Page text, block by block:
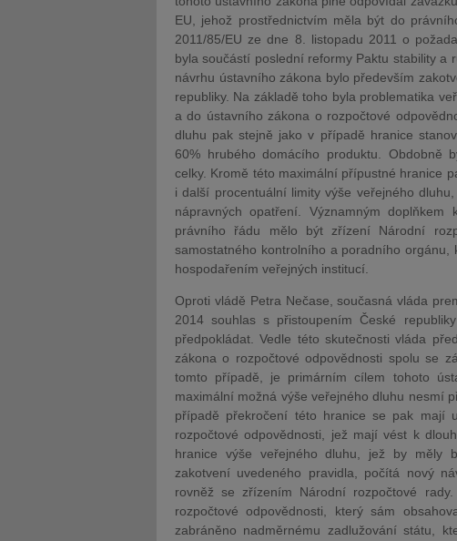
EU, jehož prostřednictvím měla být do
2011/85/EU ze dne 8. listopadu 2011 o
byla součástí poslední reformy Paktu stability a
návrhu ústavního zákona bylo především
republiky. Na základě toho byla problematika
a do ústavního zákona o rozpočtové
dluhu pak stejně jako v případě hranice
60% hrubého domácího produktu. Obdobně
celky. Kromě této maximální přípustné hranice
i další procentuální limity výše veřejného
nápravných opatření. Významným
právního řádu mělo být zřízení Národní
samostatného kontrolního a poradního
hospodařením veřejných institucí.
Oproti vládě Petra Nečase, současná vláda
2014 souhlas s přistoupením České
předpokládat. Vedle této skutečnosti vláda
zákona o rozpočtové odpovědnosti spolu se
tomto případě, je primárním cílem tohoto
maximální možná výše veřejného dluhu nesmí
případě překročení této hranice se pak mají
rozpočtové odpovědnosti, jež mají vést k
hranice výše veřejného dluhu, jež by měly
zakotvení uvedeného pravidla, počítá nový
rovněž se zřízením Národní rozpočtové
rozpočtové odpovědnosti, který sám
zabráněno nadměrnému zadlužování státu,